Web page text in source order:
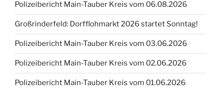
Polizeibericht Main-Tauber Kreis vom 06.08.2026
Großrinderfeld: Dorfflohmarkt 2026 startet Sonntag!
Polizeibericht Main-Tauber Kreis vom 03.06.2026
Polizeibericht Main-Tauber Kreis vom 02.06.2026
Polizeibericht Main-Tauber Kreis vom 01.06.2026